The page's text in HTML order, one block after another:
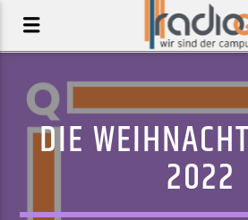
DIE
2022